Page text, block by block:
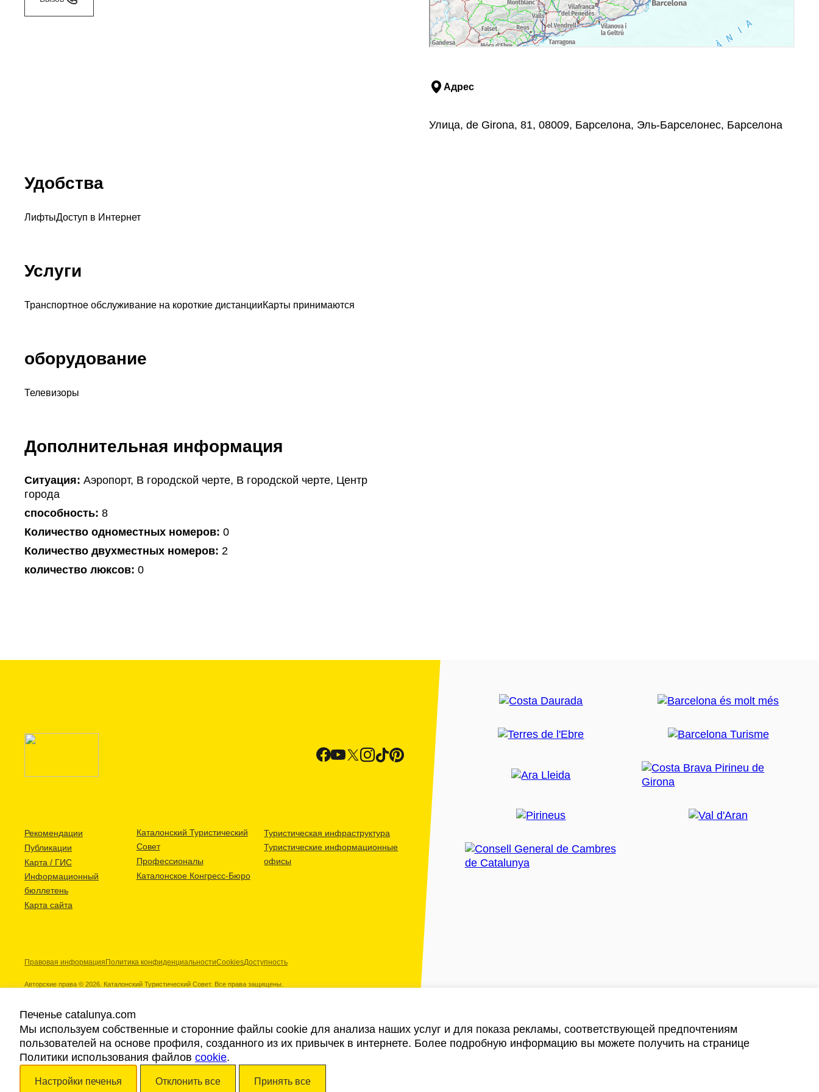
Адрес
Улица, de Girona, 81, 08009, Барселона, Эль-Барселонес, Барселона
Удобства
ЛифтыДоступ в Интернет
Услуги
Транспортное обслуживание на короткие дистанцииКарты принимаются
оборудование
Телевизоры
Дополнительная информация
Ситуация: Аэропорт, В городской черте, В городской черте, Центр
города
способность: 8
Количество одноместных номеров: 0
Количество двухместных номеров: 2
количество люксов: 0
Рекомендации
Публикации
Карта / ГИС
Информационный
бюллетень
Карта сайта
Каталонский Туристический
Совет
Профессионалы
Каталонское Конгресс-Бюро
Туристическая инфраструктура
Туристические информационные
офисы
Правовая информация Политика конфиденциальностиCookiesДоступность
Авторские права © 2026. Каталонский Туристический Совет. Все права защищены.
Наши партнеры
Печенье catalunya.com
Мы используем собственные и сторонние файлы cookie для анализа наших услуг и для показа рекламы, соответствующей предпочтениям
пользователей на основе профиля, созданного из их привычек в интернете. Более подробную информацию вы можете получить на странице
Политики использования файлов cookie.
Настройки печенья Отклонить все Принять все